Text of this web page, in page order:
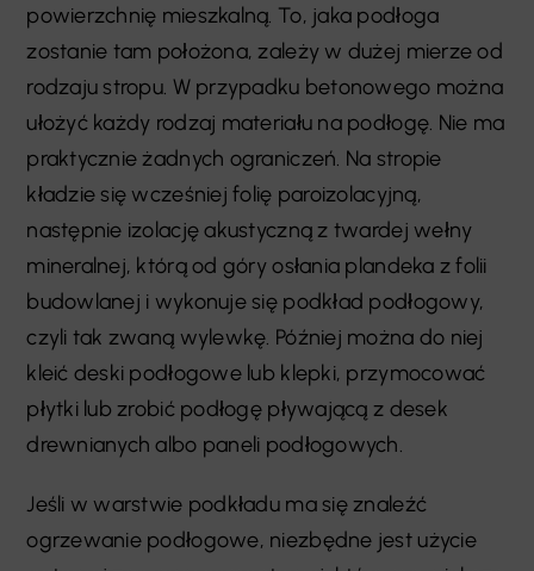
powierzchnię mieszkalną. To, jaka podłoga
zostanie tam położona, zależy w dużej mierze od
rodzaju stropu. W przypadku betonowego można
ułożyć każdy rodzaj materiału na podłogę. Nie ma
praktycznie żadnych ograniczeń. Na stropie
kładzie się wcześniej folię paroizolacyjną,
następnie izolację akustyczną z twardej wełny
mineralnej, którą od góry osłania plandeka z folii
budowlanej i wykonuje się podkład podłogowy,
czyli tak zwaną wylewkę. Później można do niej
kleić deski podłogowe lub klepki, przymocować
płytki lub zrobić podłogę pływającą z desek
drewnianych albo paneli podłogowych.
Jeśli w warstwie podkładu ma się znaleźć
ogrzewanie podłogowe, niezbędne jest użycie